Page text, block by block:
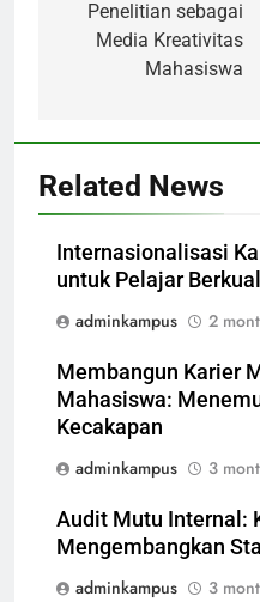
Penelitian sebagai
Media Kreativitas
Mahasiswa
Related News
Internasionalisasi
untuk Pelajar
adminkampus
2
Membangun Karier
Mahasiswa:
Kecakapan
adminkampus
3
Audit Mutu Internal:
Mengembangkan
adminkampus
3